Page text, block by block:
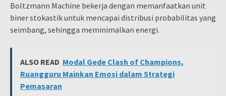
Boltzmann Machine bekerja dengan memanfaatkan unit
biner stokastik untuk mencapai distribusi probabilitas yang
seimbang, sehingga meminimalkan energi.
ALSO READ Modal Gede Clash of Champions,
Ruangguru Mainkan Emosi dalam Strategi
Pemasaran